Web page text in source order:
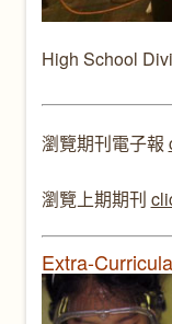
High School
瀏覽期刊電子報
瀏覽上期期刊
Extra-